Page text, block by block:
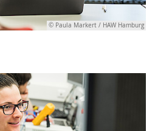
© Paula Markert / HAW Hamburg